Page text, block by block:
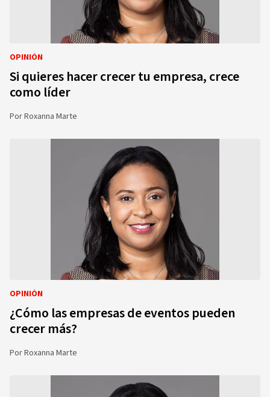
OPINIÓN
Si quieres hacer crecer tu empresa, crece
como líder
PorRoxanna Marte
OPINIÓN
¿Cómo las empresas de eventos pueden
crecer más?
PorRoxanna Marte